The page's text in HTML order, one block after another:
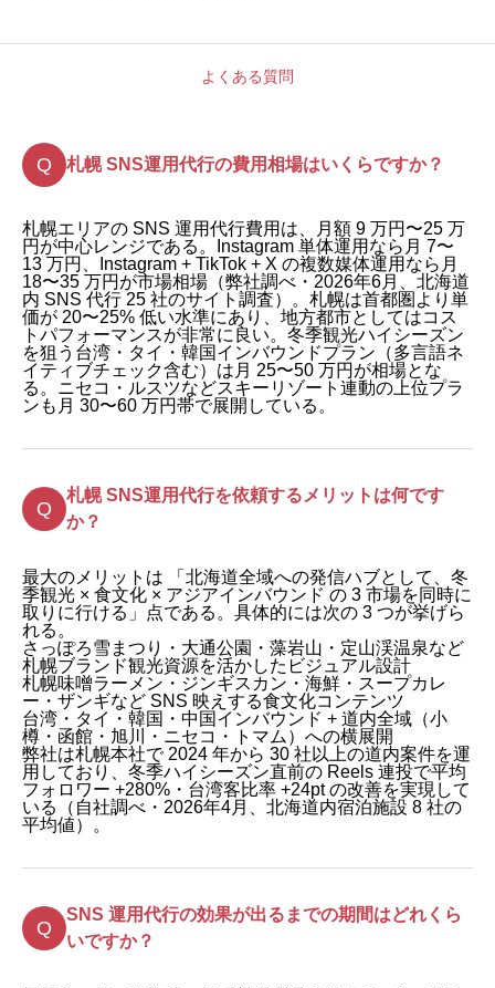
よくある質問
札幌 SNS運用代行の費用相場はいくらですか？
札幌エリアの SNS 運用代行費用は、月額 9 万円〜25 万
円が中心レンジである。Instagram 単体運用なら月 7〜
13 万円、Instagram + TikTok + X の複数媒体運用なら月
18〜35 万円が市場相場（弊社調べ・2026年6月、北海道
内 SNS 代行 25 社のサイト調査）。札幌は首都圏より単
価が 20〜25% 低い水準にあり、地方都市としてはコス
トパフォーマンスが非常に良い。冬季観光ハイシーズン
を狙う台湾・タイ・韓国インバウンドプラン（多言語ネ
イティブチェック含む）は月 25〜50 万円が相場とな
る。ニセコ・ルスツなどスキーリゾート連動の上位プラ
ンも月 30〜60 万円帯で展開している。
札幌 SNS運用代行を依頼するメリットは何です
か？
最大のメリットは 「北海道全域への発信ハブとして、冬
季観光 × 食文化 × アジアインバウンド の 3 市場を同時に
取りに行ける」点である。具体的には次の 3 つが挙げら
れる。
さっぽろ雪まつり・大通公園・藻岩山・定山渓温泉など
札幌ブランド観光資源を活かしたビジュアル設計
札幌味噌ラーメン・ジンギスカン・海鮮・スープカレ
ー・ザンギなど SNS 映えする食文化コンテンツ
台湾・タイ・韓国・中国インバウンド + 道内全域（小
樽・函館・旭川・ニセコ・トマム）への横展開
弊社は札幌本社で 2024 年から 30 社以上の道内案件を運
用しており、冬季ハイシーズン直前の Reels 連投で平均
フォロワー +280%・台湾客比率 +24pt の改善を実現して
いる（自社調べ・2026年4月、北海道内宿泊施設 8 社の
平均値）。
SNS 運用代行の効果が出るまでの期間はどれくら
いですか？